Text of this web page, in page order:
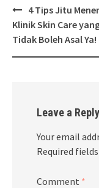
Post
navigation
4 Tips Jitu
Klinik Skin Care
Tidak Boleh Asal Ya!
Leave a Reply
Your email
Required
Comment *